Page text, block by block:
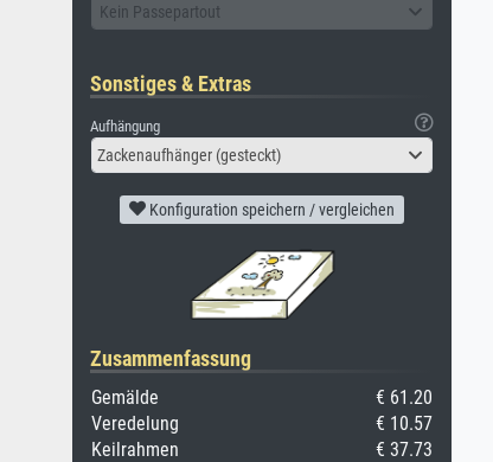
Kein Passepartout
Sonstiges & Extras
Aufhängung
Zackenaufhänger (gesteckt)
Konfiguration speichern / vergleichen
Zusammenfassung
Gemälde
€ 61.20
Veredelung
€ 10.57
Keilrahmen
€ 37.73